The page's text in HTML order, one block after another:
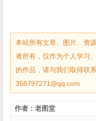
本站所有文章、图片、资
者所有，仅作为个人学习
的作品，请与我们取得联
358797271@qq.com
作者：老图堂